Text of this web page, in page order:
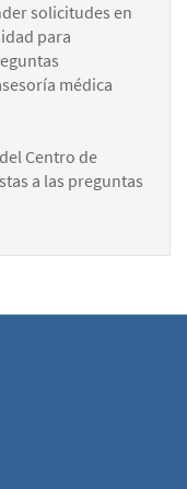
solicitudes en
para
médica
del Centro de
a las preguntas